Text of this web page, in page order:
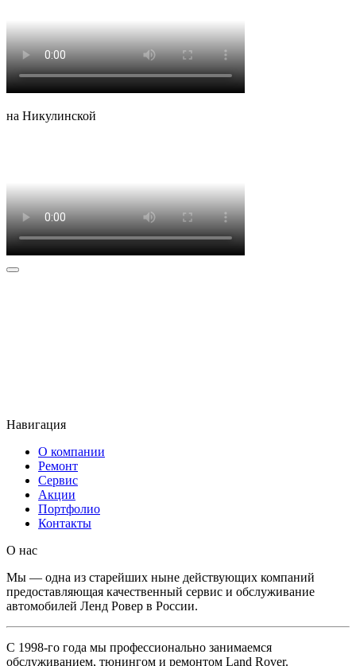
на Никулинской
Навигация
О компании
Ремонт
Сервис
Акции
Портфолио
Контакты
O нас
Мы — одна из старейших ныне действующих компаний
предоставляющая качественный сервис и обслуживание
автомобилей Ленд Ровер в России.
С 1998-го года мы профессионально занимаемся
обслуживанием, тюнингом и ремонтом Land Rover.